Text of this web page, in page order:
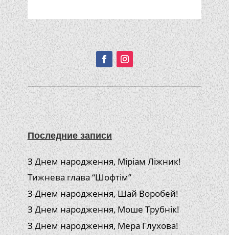
Подписывайтесь!
Последние записи
З Днем народження, Міріам Ліжник!
Тижнева глава “Шофтім”
З Днем народження, Шай Воробей!
З Днем народження, Моше Трубнік!
З Днем народження, Мера Глухова!